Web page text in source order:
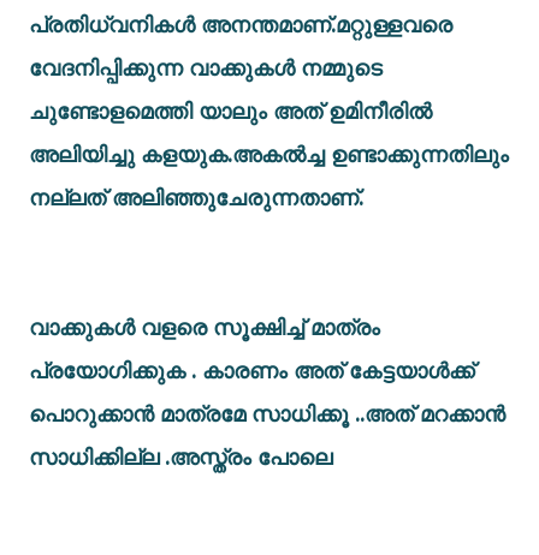
പ്രതിധ്വനികൾ അനന്തമാണ്.മറ്റുള്ളവരെ
വേദനിപ്പിക്കുന്ന വാക്കുകൾ നമ്മുടെ
ചുണ്ടോളമെത്തി യാലും അത് ഉമിനീരിൽ
അലിയിച്ചു കളയുക.അകൽച്ച ഉണ്ടാക്കുന്നതിലും
നല്ലത് അലിഞ്ഞുചേരുന്നതാണ്.
വാക്കുകൾ വളരെ സൂക്ഷിച്ച് മാത്രം
പ്രയോഗിക്കുക . കാരണം അത് കേട്ടയാൾക്ക്
പൊറുക്കാൻ മാത്രമേ സാധിക്കൂ ..അത് മറക്കാൻ
സാധിക്കില്ല .അസ്ത്രം പോലെ